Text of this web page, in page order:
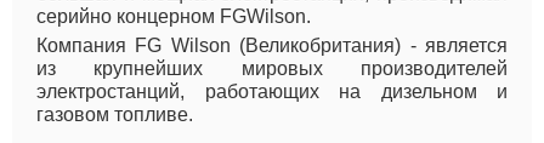
серийно концерном FGWilson.
Компания FG Wilson (Великобритания) - является
из крупнейших мировых производителей
электростанций, работающих на дизельном и
газовом топливе.